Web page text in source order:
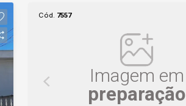
Cód. 7557
Imagem em
preparação